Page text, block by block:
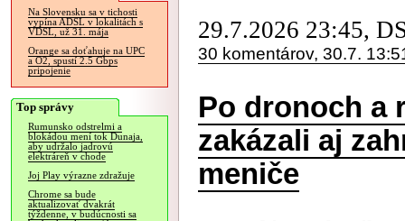
Na Slovensku sa v tichosti
vypína ADSL v lokalitách s
VDSL, už 31. mája
Orange sa doťahuje na UPC
a O2, spustí 2.5 Gbps
pripojenie
Top správy
Rumunsko odstrelmi a
blokádou mení tok Dunaja,
aby udržalo jadrovú
elektráreň v chode
Joj Play výrazne zdražuje
Chrome sa bude
aktualizovať dvakrát
týždenne, v budúcnosti sa
29.7.2026 23:45,
30 komentárov, 30.7.
Po dronoch a
zakázali aj
meniče